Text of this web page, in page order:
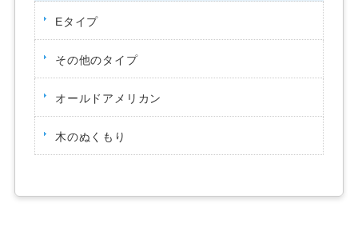
Eタイプ
その他のタイプ
オールドアメリカン
木のぬくもり